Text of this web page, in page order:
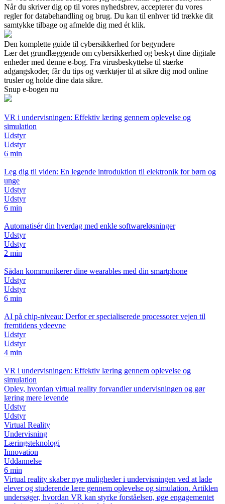
Når du skriver dig op til vores nyhedsbrev, accepterer du vores
regler for databehandling og brug. Du kan til enhver tid trække dit
samtykke tilbage og afmelde dig med ét klik.
Den komplette guide til cybersikkerhed for begyndere
Lær det grundlæggende om cybersikkerhed og beskyt dine digitale
enheder med denne e-bog. Fra virusbeskyttelse til stærke
adgangskoder, får du tips og værktøjer til at sikre dig mod online
trusler og holde dine data sikre.
Snup e-bogen nu
VR i undervisningen: Effektiv læring gennem oplevelse og
simulation
Udstyr
Udstyr
6 min
Leg dig til viden: En legende introduktion til elektronik for børn og
unge
Udstyr
Udstyr
6 min
Automatisér din hverdag med enkle softwareløsninger
Udstyr
Udstyr
2 min
Sådan kommunikerer dine wearables med din smartphone
Udstyr
Udstyr
6 min
AI på chip-niveau: Derfor er specialiserede processorer vejen til
fremtidens ydeevne
Udstyr
Udstyr
4 min
VR i undervisningen: Effektiv læring gennem oplevelse og
simulation
Oplev, hvordan virtual reality forvandler undervisningen og gør
læring mere levende
Udstyr
Udstyr
Virtual Reality
Undervisning
Læringsteknologi
Innovation
Uddannelse
6 min
Virtual reality skaber nye muligheder i undervisningen ved at lade
elever og studerende lære gennem oplevelse og simulation. Artiklen
undersøger, hvordan VR kan styrke forståelsen, øge engagementet